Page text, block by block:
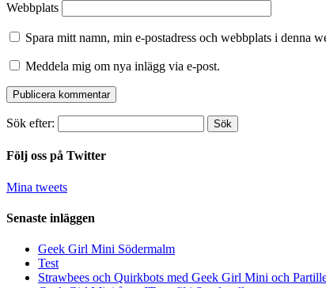
Webbplats
Spara mitt namn, min e-postadress och webbplats i denna
Meddela mig om nya inlägg via e-post.
Sök efter:
Följ oss på Twitter
Mina tweets
Senaste inläggen
Geek Girl Mini Södermalm
Test
Strawbees och Quirkbots med Geek Girl Mini och